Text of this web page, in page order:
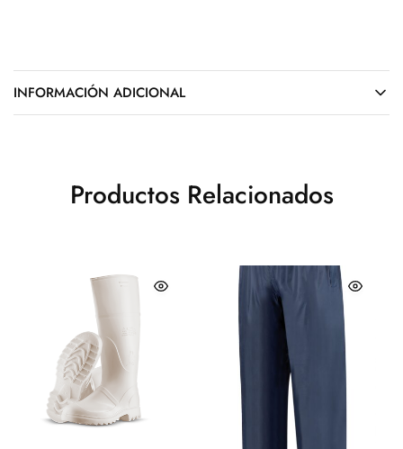
INFORMACIÓN ADICIONAL
Productos Relacionados